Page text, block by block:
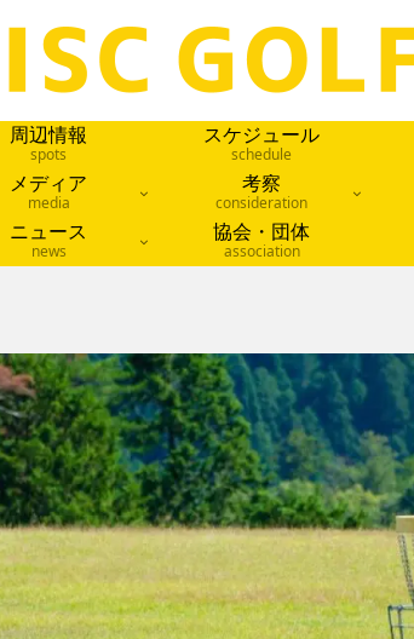
周辺情報
spots
スケジュール
schedule
メディア
media
考察
consideration
ニュース
news
協会・団体
association